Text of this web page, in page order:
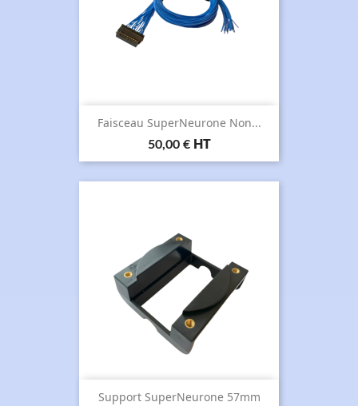
Faisceau SuperNeurone Non...
Prix
50,00 € HT
Support SuperNeurone 57mm